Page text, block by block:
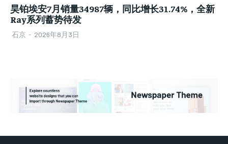
昊铂埃安7月销量34987辆，同比增长31.74%，全新
Ray系列蓄势待发
石京 - 2026年8月3日